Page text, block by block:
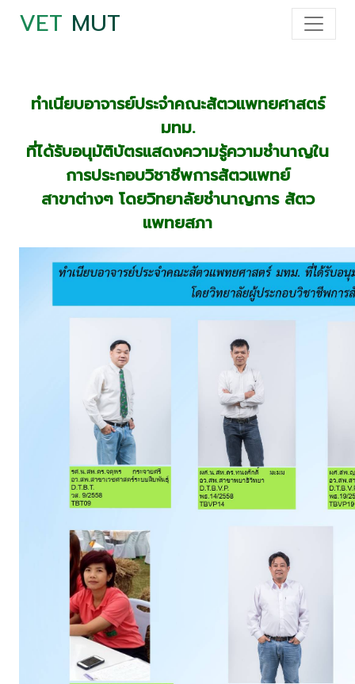
VET MUT
ทำเนียบอาจารย์ประจำคณะสัตวแพทยศาสตร์
มทม.
ที่ได้รับอนุมัติบัตรแสดงความรู้ความชำนาญใน
การประกอบวิชาชีพการสัตวแพทย์
สาขาต่างๆ โดยวิทยาลัยชำนาญการ สัตว
แพทยสภา